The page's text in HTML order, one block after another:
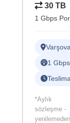
30 TB
1 Gbps
1
*Aylık
sözleşme -
yenilemeden